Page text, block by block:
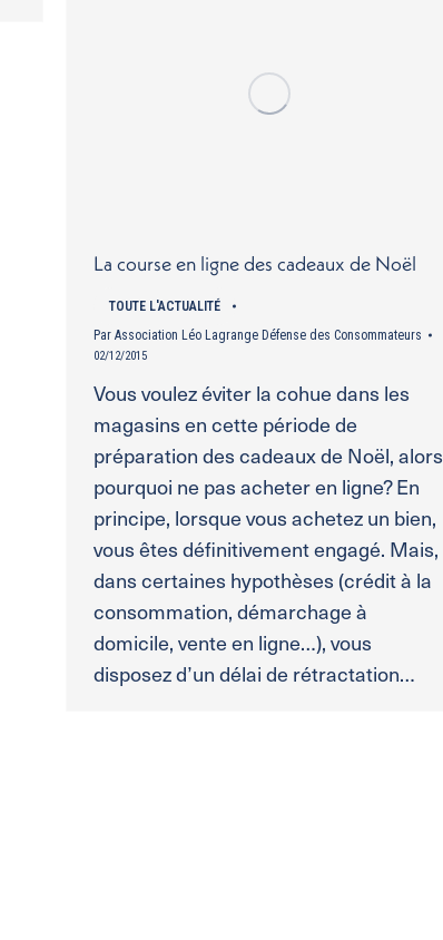
La course en ligne des cadeaux de Noël
TOUTE L'ACTUALITÉ
Par Association Léo Lagrange Défense des Consommateurs
02/12/2015
Vous voulez éviter la cohue dans les
magasins en cette période de
préparation des cadeaux de Noël, alors
pourquoi ne pas acheter en ligne? En
principe, lorsque vous achetez un bien,
vous êtes définitivement engagé. Mais,
dans certaines hypothèses (crédit à la
consommation, démarchage à
domicile, vente en ligne…), vous
disposez d’un délai de rétractation…